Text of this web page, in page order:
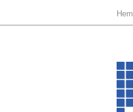
Hem